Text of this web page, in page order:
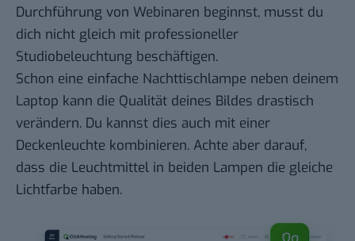
Durchführung von Webinaren beginnst, musst du
dich nicht gleich mit professioneller
Studiobeleuchtung beschäftigen.
Schon eine einfache Nachttischlampe neben deinem
Laptop kann die Qualität deines Bildes drastisch
verändern. Du kannst dies auch mit einer
Deckenleuchte kombinieren. Achte aber darauf,
dass die Leuchtmittel in beiden Lampen die gleiche
Lichtfarbe haben.